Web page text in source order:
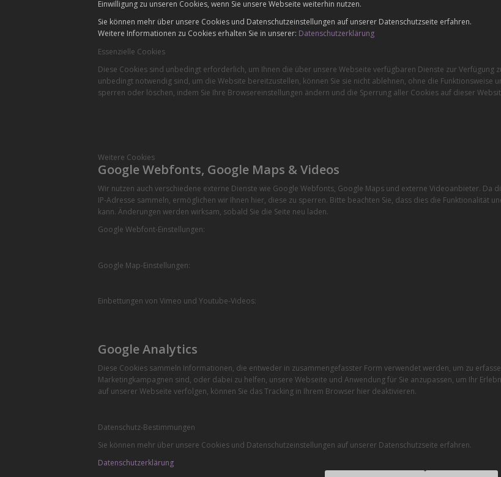
Einwilligung zu unseren Cookies, wenn Sie unsere Webseite weiterhin nutzen.
Sie können mehr über unsere Cookies und Datenschutzeinstellungen auf unserer Datenschutzseite erfahren.
Weitere Informationen zu Cookies erhalten Sie in unserer: Datenschutzerklärung
Essenzielle Cookies
Diese Cookies sind unbedingt erforderlich, um Ihnen die über unsere Webseite verfügbaren Dienste zur Verfügung
unbedingt notwendig sind, um die Website bereitzustellen, können Sie sie nicht ablehnen, ohne die Funktionsweise
sperren oder löschen, indem Sie Ihre Browsereinstellungen ändern und die Sperrung aller Cookies auf dieser
Weitere Cookies
Google Webfonts, Google Maps & Videos
Wir nutzen auch verschiedene externe Dienste wie Google Webfonts, Google Maps und externe Videoanbieter. Da
IP-Adresse sammeln, ermöglichen wir Ihnen hier, diese zu sperren. Bitte beachten Sie, dass dies die Funktionalität
kann. Änderungen werden wirksam, sobald Sie die Seite neu laden.
Google Webfont-Einstellungen:
Google Map-Einstellungen:
Einbettungen von Vimeo und Youtube-Videos:
Google Analytics
Diese Cookies sammeln Informationen, die entweder in zusammengefasster Form verwendet werden, um zu
Marketingkampagnen sind, oder dabei zu helfen, unsere Webseite und Anwendung für Sie anzupassen, um Ihr
auf unserer Webseite verfolgen, können Sie das Tracking in Ihrem Browser hier deaktivieren.
Datenschutz-Bestimmungen
Sie können mehr über unsere Cookies und Datenschutzeinstellungen auf unserer Datenschutzseite erfahren.
Datenschutzerklärung